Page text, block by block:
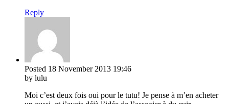
Reply
Posted 18 November 2013 19:46
by lulu
Moi c’est deux fois oui pour le tutu! Je pense à m’en acheter